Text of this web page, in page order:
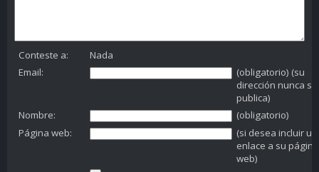
Conteste a:
Nada
Email:
(obligatorio) (su
dirección nunca se
publica)
Nombre:
(obligatorio)
Página web:
(si desea incluir un
enlace a su página
web)